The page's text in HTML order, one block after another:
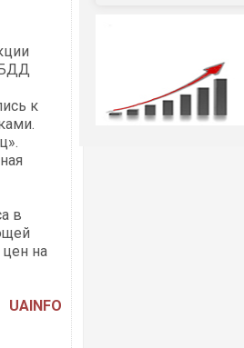
к
в
на
UAINFO